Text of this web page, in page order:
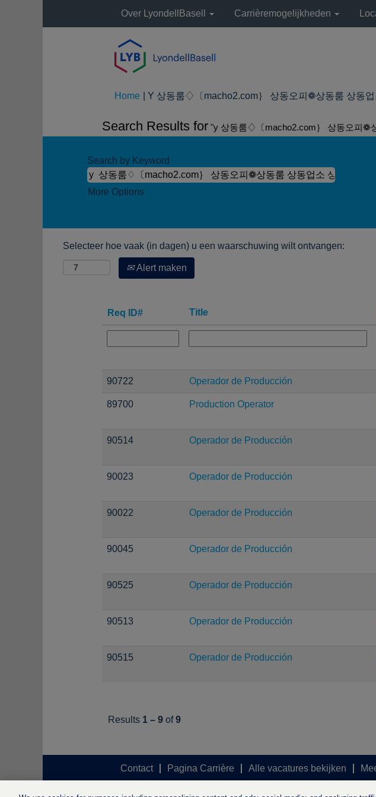
Over LyondellBasell Carrièremogelijkheden
Home Y 상동룸♢〔macho2.com｝ 상동오피❁상동룸 상동
Search Results for "y 상동룸♢〔macho2.com｝ 상동오피❁
Search by Keyword
More Options
Selecteer hoe vaak (in dagen) u een waarschuwing wilt ontvangen:
Alert maken
Req ID# Title
90722 Operador de Producción
89700 Production Operator
90514 Operador de Producción
90023 Operador de Producción
90022 Operador de Producción
90045 Operador de Producción
90525 Operador de Producción
90513 Operador de Producción
90515 Operador de Producción
Results 1 – 9 of9
Contact Pagina Carrière Alle vacatures bekijken